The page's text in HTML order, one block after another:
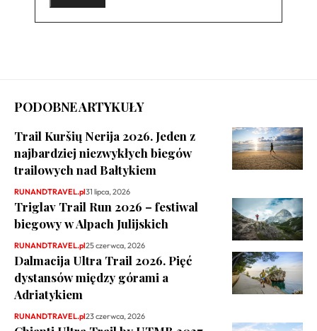
PODOBNE ARTYKUŁY
Trail Kuršių Nerija 2026. Jeden z
najbardziej niezwykłych biegów
trailowych nad Bałtykiem
RUNANDTRAVEL.pl31 lipca, 2026
Triglav Trail Run 2026 – festiwal
biegowy w Alpach Julijskich
RUNANDTRAVEL.pl25 czerwca, 2026
Dalmacija Ultra Trail 2026. Pięć
dystansów między górami a
Adriatykiem
RUNANDTRAVEL.pl23 czerwca, 2026